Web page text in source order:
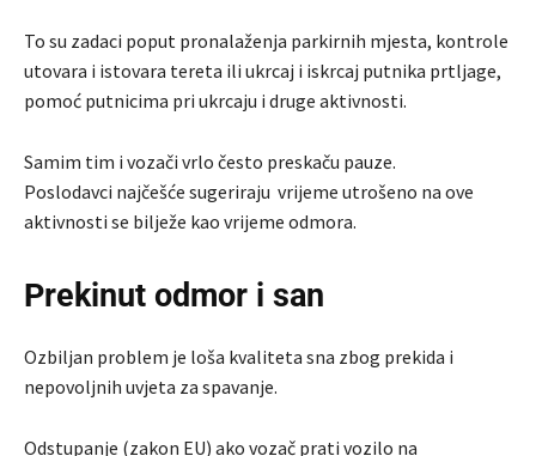
To su zadaci poput pronalaženja parkirnih mjesta, kontrole
utovara i istovara tereta ili ukrcaj i iskrcaj putnika prtljage,
pomoć putnicima pri ukrcaju i druge aktivnosti.
Samim tim i vozači vrlo često preskaču pauze.
Poslodavci najčešće sugeriraju vrijeme utrošeno na ove
aktivnosti se bilježe kao vrijeme odmora.
Prekinut odmor i san
Ozbiljan problem je loša kvaliteta sna zbog prekida i
nepovoljnih uvjeta za spavanje.
Odstupanje (zakon EU) ako vozač prati vozilo na